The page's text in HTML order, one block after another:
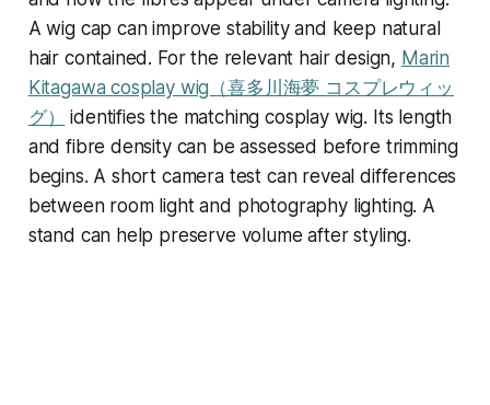
A wig cap can improve stability and keep natural
hair contained. For the relevant hair design, Marin
Kitagawa cosplay wig（喜多川海夢 コスプレウィッ
グ）
identifies the matching cosplay wig. Its length
and fibre density can be assessed before trimming
begins. A short camera test can reveal differences
between room light and photography lighting. A
stand can help preserve volume after styling.